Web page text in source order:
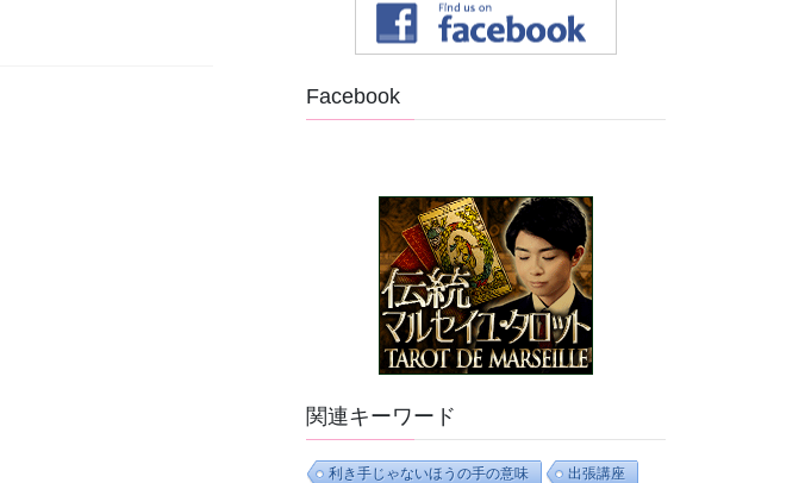
Facebook
関連キーワード
利き手じゃないほうの手の意味 出張講座